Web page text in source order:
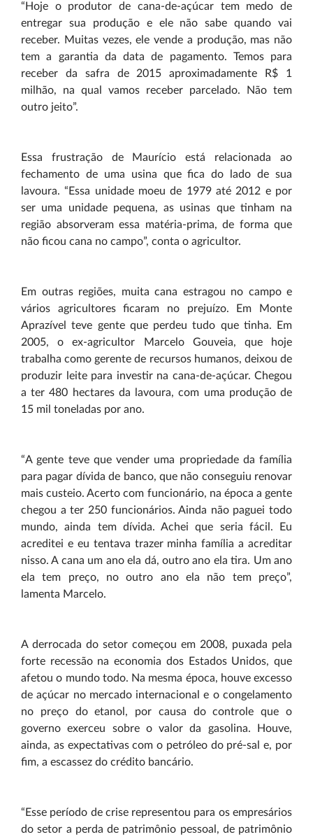
“Hoje o produtor de cana-de-açúcar tem medo de
entregar sua produção e ele não sabe quando vai
receber. Muitas vezes, ele vende a produção, mas não
tem a garantia da data de pagamento. Temos para
receber da safra de 2015 aproximadamente R$ 1
milhão, na qual vamos receber parcelado. Não tem
outro jeito”.
Essa frustração de Maurício está relacionada ao
fechamento de uma usina que fica do lado de sua
lavoura. “Essa unidade moeu de 1979 até 2012 e por
ser uma unidade pequena, as usinas que tinham na
região absorveram essa matéria-prima, de forma que
não ficou cana no campo”, conta o agricultor.
Em outras regiões, muita cana estragou no campo e
vários agricultores ficaram no prejuízo. Em Monte
Aprazível teve gente que perdeu tudo que tinha. Em
2005, o ex-agricultor Marcelo Gouveia, que hoje
trabalha como gerente de recursos humanos, deixou de
produzir leite para investir na cana-de-açúcar. Chegou
a ter 480 hectares da lavoura, com uma produção de
15 mil toneladas por ano.
“A gente teve que vender uma propriedade da família
para pagar dívida de banco, que não conseguiu renovar
mais custeio. Acerto com funcionário, na época a gente
chegou a ter 250 funcionários. Ainda não paguei todo
mundo, ainda tem dívida. Achei que seria fácil. Eu
acreditei e eu tentava trazer minha família a acreditar
nisso. A cana um ano ela dá, outro ano ela tira. Um ano
ela tem preço, no outro ano ela não tem preço”,
lamenta Marcelo.
A derrocada do setor começou em 2008, puxada pela
forte recessão na economia dos Estados Unidos, que
afetou o mundo todo. Na mesma época, houve excesso
de açúcar no mercado internacional e o congelamento
no preço do etanol, por causa do controle que o
governo exerceu sobre o valor da gasolina. Houve,
ainda, as expectativas com o petróleo do pré-sal e, por
fim, a escassez do crédito bancário.
“Esse período de crise representou para os empresários
do setor a perda de patrimônio pessoal, de patrimônio